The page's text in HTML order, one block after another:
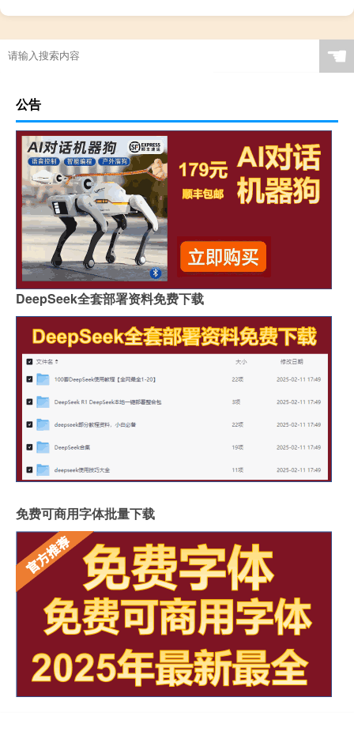
☚
公告
DeepSeek全套部署资料免费下载
免费可商用字体批量下载